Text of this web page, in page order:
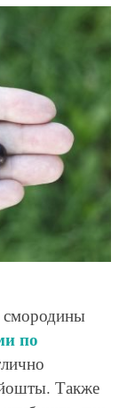
смородины
по
Также